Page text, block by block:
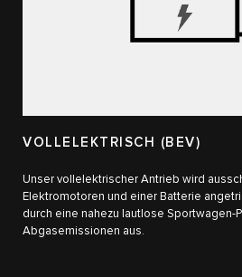
VOLLELEKTRISCH (BEV)
Unser vollelektrischer Antrieb wird
Elektromotoren und einer Batterie
durch eine nahezu lautlose Sportwagen-
Abgasemissionen aus.